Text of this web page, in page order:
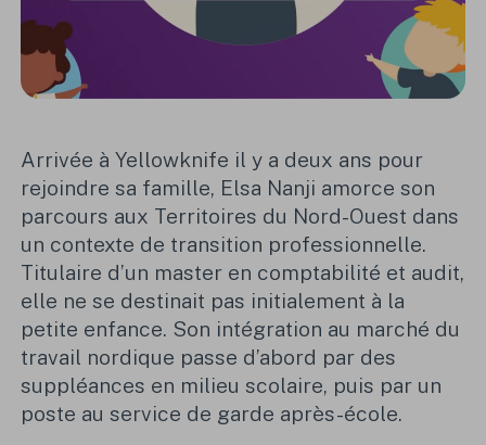
Arrivée à Yellowknife il y a deux ans pour
rejoindre sa famille, Elsa Nanji amorce son
parcours aux Territoires du Nord-Ouest dans
un contexte de transition professionnelle.
Titulaire d’un master en comptabilité et audit,
elle ne se destinait pas initialement à la
petite enfance. Son intégration au marché du
travail nordique passe d’abord par des
suppléances en milieu scolaire, puis par un
poste au service de garde après-école.